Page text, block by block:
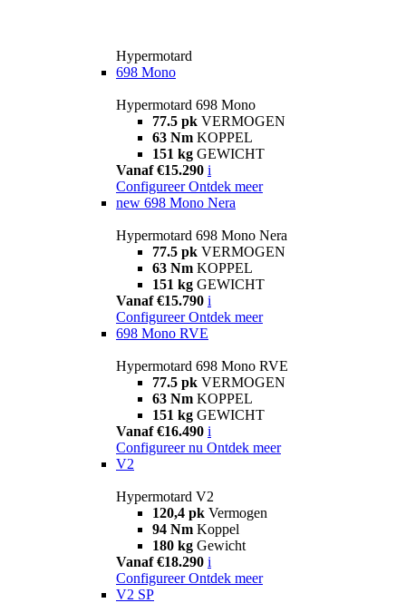
Hypermotard
698 Mono
Hypermotard 698 Mono
77.5 pk VERMOGEN
63 Nm KOPPEL
151 kg GEWICHT
Vanaf €15.290 i
Configureer Ontdek meer
new 698 Mono Nera
Hypermotard 698 Mono Nera
77.5 pk VERMOGEN
63 Nm KOPPEL
151 kg GEWICHT
Vanaf €15.790 i
Configureer Ontdek meer
698 Mono RVE
Hypermotard 698 Mono RVE
77.5 pk VERMOGEN
63 Nm KOPPEL
151 kg GEWICHT
Vanaf €16.490 i
Configureer nu Ontdek meer
V2
Hypermotard V2
120,4 pk Vermogen
94 Nm Koppel
180 kg Gewicht
Vanaf €18.290 i
Configureer Ontdek meer
V2 SP